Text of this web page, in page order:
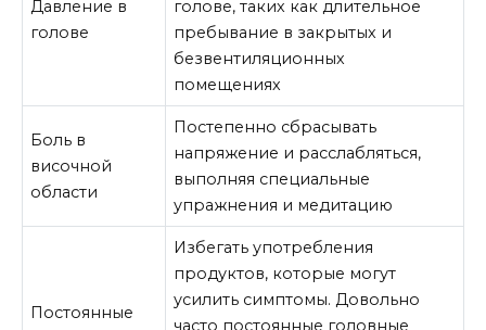
Давление в
голове
голове, таких как длительное
пребывание в закрытых и
безвентиляционных
помещениях
Боль в
височной
области
Постепенно сбрасывать
напряжение и расслабляться,
выполняя специальные
упражнения и медитацию
Постоянные
Избегать употребления
продуктов, которые могут
усилить симптомы. Довольно
часто постоянные головные